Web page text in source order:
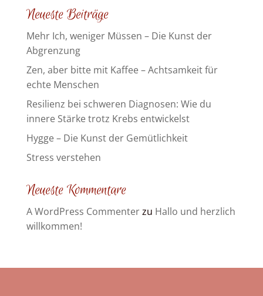
Neueste Beiträge
Mehr Ich, weniger Müssen – Die Kunst der
Abgrenzung
Zen, aber bitte mit Kaffee – Achtsamkeit für
echte Menschen
Resilienz bei schweren Diagnosen: Wie du
innere Stärke trotz Krebs entwickelst
Hygge – Die Kunst der Gemütlichkeit
Stress verstehen
Neueste Kommentare
A WordPress Commenterzu Hallo und herzlich
willkommen!